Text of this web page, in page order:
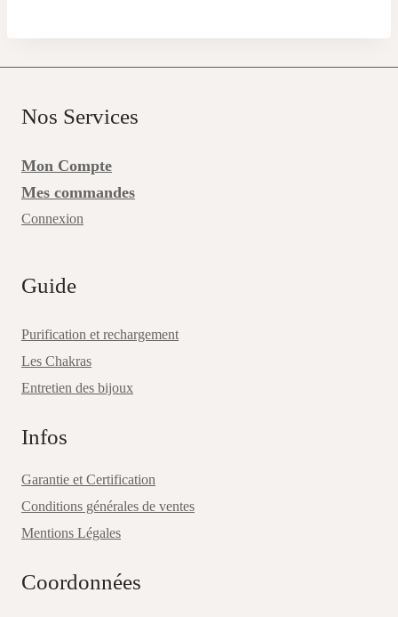
Nos Services
Mon Compte
Mes commandes
Connexion
Guide
Purification et rechargement
Les Chakras
Entretien des bijoux
Infos
Garantie et Certification
Conditions générales de ventes
Mentions Légales
Coordonnées